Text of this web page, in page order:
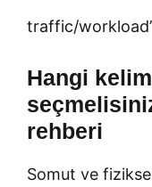
traffic/
Hangi
rehberi
Somut ve